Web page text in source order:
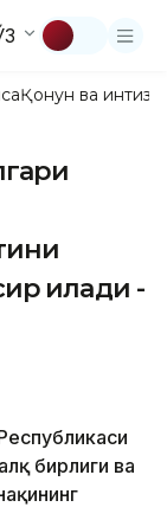
Қонун ва
қилади -
бирлиги ва